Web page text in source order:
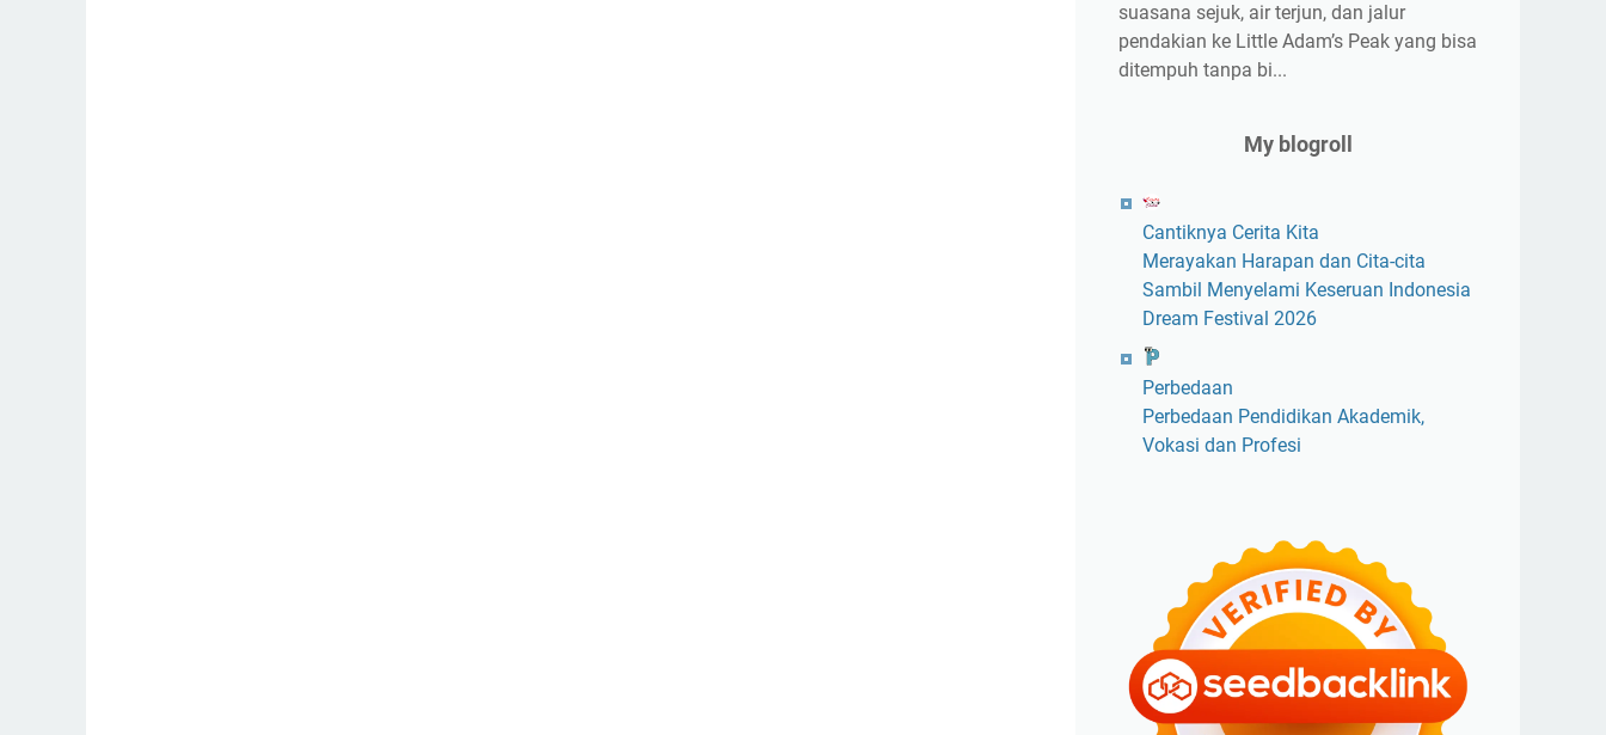
suasana sejuk, air terjun, dan jalur
pendakian ke Little Adam’s Peak yang bisa
ditempuh tanpa bi...
My blogroll
Cantiknya Cerita Kita
Merayakan Harapan dan Cita-cita
Sambil Menyelami Keseruan Indonesia
Dream Festival 2026
Perbedaan
Perbedaan Pendidikan Akademik,
Vokasi dan Profesi